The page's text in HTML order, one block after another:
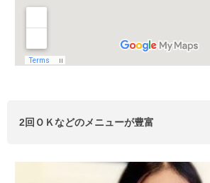
2回ＯＫなどのメニューが豊富